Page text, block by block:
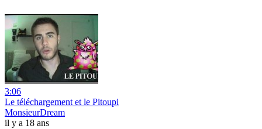
3:06
Le téléchargement et le Pitoupi
MonsieurDream
il y a 18 ans